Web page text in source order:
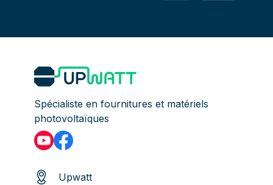
Spécialiste en fournitures et matériels
photovoltaïques
Upwatt